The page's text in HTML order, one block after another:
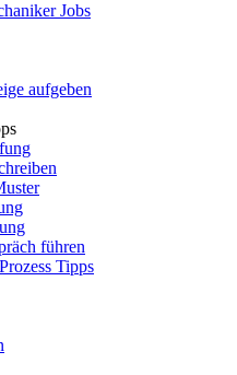
Jobs
aufgeben
führen
Tipps